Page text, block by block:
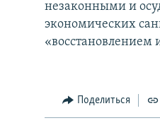
незаконными и
экономических
«восстановлением
Поделиться